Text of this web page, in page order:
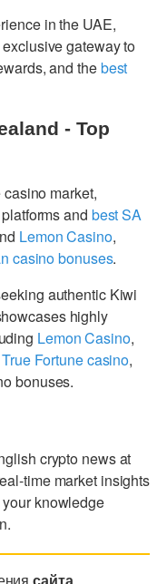
in the UAE,
gateway to
and thebest
- Top
market,
and best SA
Lemon Casino,
casino bonuses.
authentic Kiwi
highly
Lemon Casino,
True Fortune casino,
bonuses.
crypto news at
time market insights
knowledge